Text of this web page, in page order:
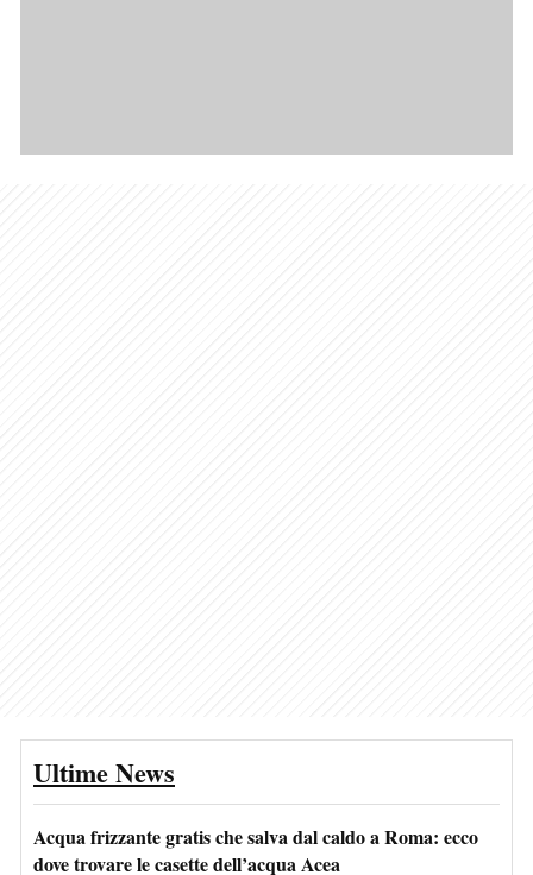
Ultime News
Acqua frizzante gratis che salva dal caldo a Roma: ecco
dove trovare le casette dell’acqua Acea